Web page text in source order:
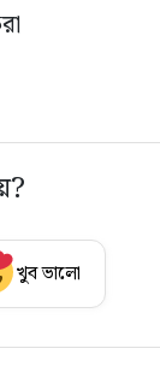
খুব ভালো